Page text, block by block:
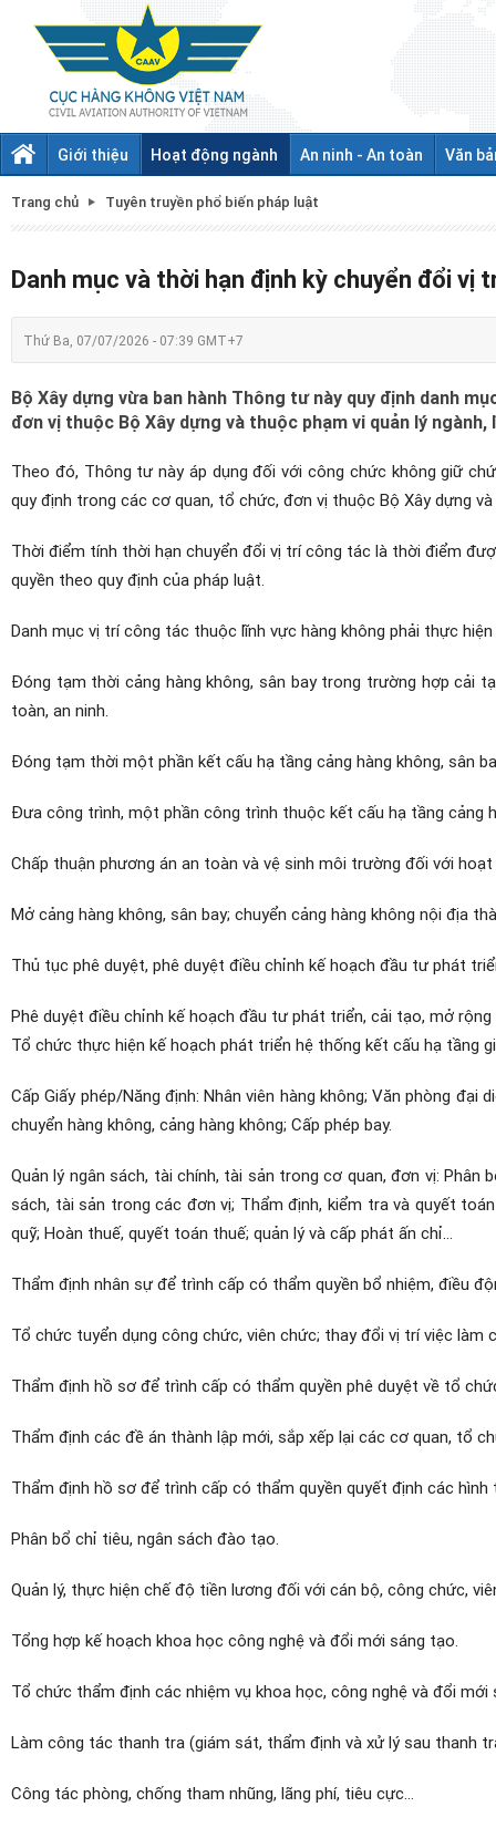
Giới thiệu Hoạt động ngành An ninh - An toàn Văn
Trang chủ Tuyên truyền phổ biến pháp luật
Danh mục và thời hạn định kỳ chuyển đổi
Thứ Ba, 07/07/2026 - 07:39 GMT+7
Bộ Xây dựng vừa ban hành Thông tư này quy định danh
đơn vị thuộc Bộ Xây dựng và thuộc phạm vi quản lý
Theo đó, Thông tư này áp dụng đối với công chức không giữ
quy định trong các cơ quan, tổ chức, đơn vị thuộc Bộ Xây dựng
Thời điểm tính thời hạn chuyển đổi vị trí công tác là thời điểm
quyền theo quy định của pháp luật.
Danh mục vị trí công tác thuộc lĩnh vực hàng không phải thực
Đóng tạm thời cảng hàng không, sân bay trong trường hợp cải
toàn, an ninh.
Đóng tạm thời một phần kết cấu hạ tầng cảng hàng không, sân
Đưa công trình, một phần công trình thuộc kết cấu hạ tầng cảng
Chấp thuận phương án an toàn và vệ sinh môi trường đối với
Mở cảng hàng không, sân bay; chuyển cảng hàng không nội địa
Thủ tục phê duyệt, phê duyệt điều chỉnh kế hoạch đầu tư phát
Phê duyệt điều chỉnh kế hoạch đầu tư phát triển, cải tạo, mở rộng
Tổ chức thực hiện kế hoạch phát triển hệ thống kết cấu hạ tầng
Cấp Giấy phép/Năng định: Nhân viên hàng không; Văn phòng
chuyển hàng không, cảng hàng không; Cấp phép bay.
Quản lý ngân sách, tài chính, tài sản trong cơ quan, đơn vị: Phân
sách, tài sản trong các đơn vị; Thẩm định, kiểm tra và quyết
quỹ; Hoàn thuế, quyết toán thuế; quản lý và cấp phát ấn chỉ...
Thẩm định nhân sự để trình cấp có thẩm quyền bổ nhiệm, điều
Tổ chức tuyển dụng công chức, viên chức; thay đổi vị trí việc làm
Thẩm định hồ sơ để trình cấp có thẩm quyền phê duyệt về tổ
Thẩm định các đề án thành lập mới, sắp xếp lại các cơ quan, tổ
Thẩm định hồ sơ để trình cấp có thẩm quyền quyết định các
Phân bổ chỉ tiêu, ngân sách đào tạo.
Quản lý, thực hiện chế độ tiền lương đối với cán bộ, công chức,
Tổng hợp kế hoạch khoa học công nghệ và đổi mới sáng tạo.
Tổ chức thẩm định các nhiệm vụ khoa học, công nghệ và đổi
Làm công tác thanh tra (giám sát, thẩm định và xử lý sau thanh
Công tác phòng, chống tham nhũng, lãng phí, tiêu cực…